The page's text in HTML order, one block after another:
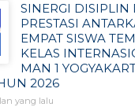
SINERGI DISIPLIN
PRESTASI
EMPAT SISWA
KELAS
MAN 1
2026
yang lalu